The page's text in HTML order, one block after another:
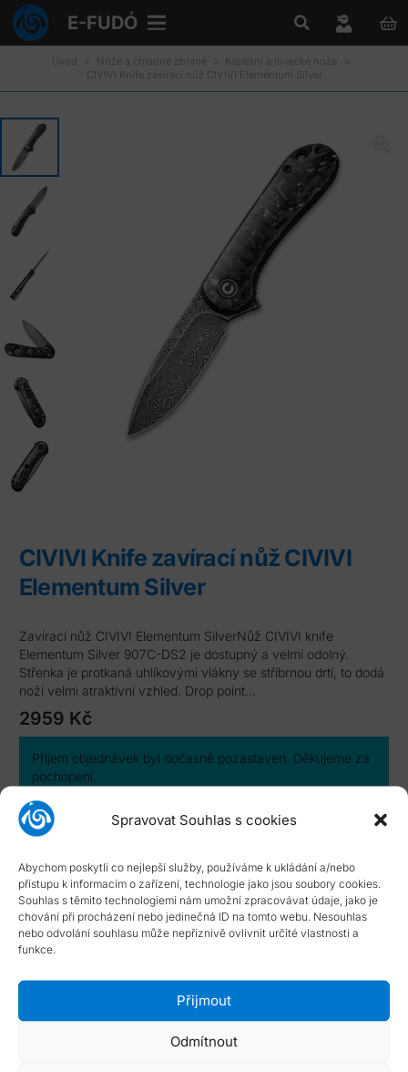
Spravovat Souhlas s cookies
Abychom poskytli co nejlepší služby, používáme k ukládání a/nebo
přístupu k informacím o zařízení, technologie jako jsou soubory cookies.
Souhlas s těmito technologiemi nám umožní zpracovávat údaje, jako je
chování při procházení nebo jedinečná ID na tomto webu. Nesouhlas
nebo odvolání souhlasu může nepříznivě ovlivnit určité vlastnosti a
funkce.
Přijmout
Odmítnout
E-FUDÓ
Úvod > Nože a chladné zbraně > Kapesní a lovecké nože
>
CIVIVI Knife zavírací nůž CIVIVI Elementum Silver
CIVIVI Knife zavírací nůž CIVIVI
Elementum Silver
zavírací nůž CIVIVI Elementum SilverNůž CIVIVI knife
Elementum Silver 907C-DS2 je dostupný a velmi odolný.
Střenka je protkaná uhlíkovými vlákny se stříbrnou drtí, to dodá
noži velmi atraktivní vzhled. Drop point…
2959 Kč
Příjem objednávek byl dočasně pozastaven. Děkujeme za
pochopení.
Katalogové číslo: CIVIVI-C907C-DS2
Typ smlouvy:
NÁPOVĚDA
Typ smlouvy